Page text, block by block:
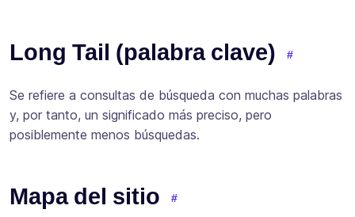
Long Tail (palabra clave)
Se refiere a consultas de búsqueda con muchas palabras
y, por tanto, un significado más preciso, pero
posiblemente menos búsquedas.
Mapa del sitio